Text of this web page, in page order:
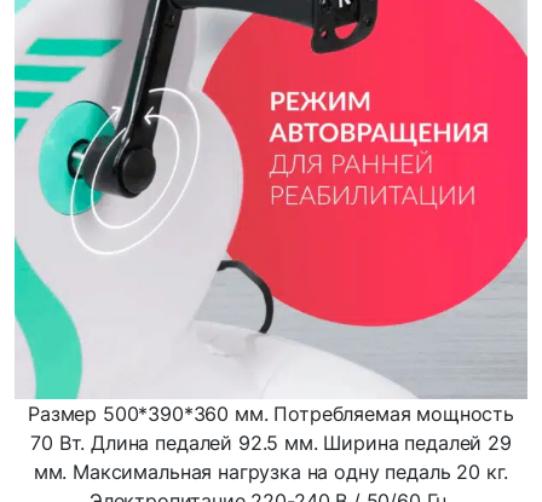
Размер 500*390*360 мм. Потребляемая мощность
70 Вт. Длина педалей 92.5 мм. Ширина педалей 29
мм. Максимальная нагрузка на одну педаль 20 кг.